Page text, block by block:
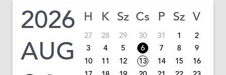
2026
AUG
H K Sz Cs P Sz V
27 28 29 30 31 1
2
3
4 5 6 7 8
9
10
11 12 13 14 15
16